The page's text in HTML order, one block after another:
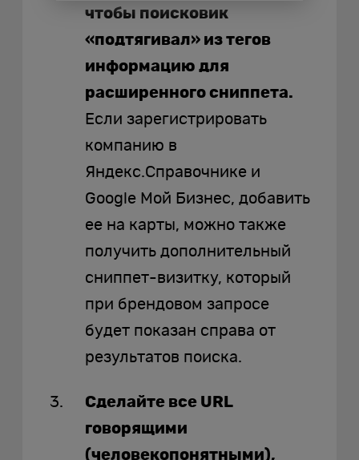
чтобы поисковик
«подтягивал» из тегов
информацию для
расширенного сниппета.
Если зарегистрировать
компанию в
Яндекс.Справочнике и
Google Мой Бизнес, добавить
ее на карты, можно также
получить дополнительный
сниппет-визитку, который
при брендовом запросе
будет показан справа от
результатов поиска.
Сделайте все URL
говорящими
(человекопонятными),